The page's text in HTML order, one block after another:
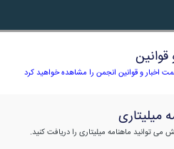
قوانین
اخبار و قوانین انجمن را مشاهده خواهید کرد
میلیتاری
می توانید ماهنامه میلیتاری را دریافت کنید.